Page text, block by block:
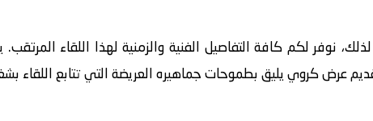
لكم كافة التفاصيل الفنية والزمنية لهذا اللقاء المرتقب.
عرض كروي يليق بطموحات جماهيره العريضة التي تتابع اللقاء